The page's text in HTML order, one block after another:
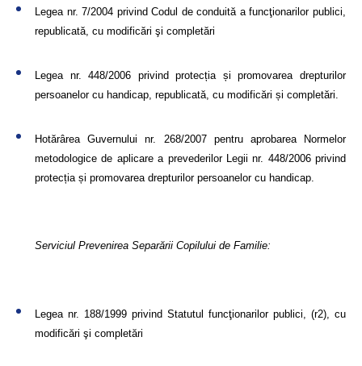
Legea nr. 7/2004 privind Codul de conduită a funcţionarilor publici,
republicată, cu modificări şi completări
Legea nr. 448/2006 privind protecția și promovarea drepturilor
persoanelor cu handicap, republicată, cu modificări și completări.
Hotărârea Guvernului nr. 268/2007 pentru aprobarea Normelor
metodologice de aplicare a prevederilor Legii nr. 448/2006 privind
protecția și promovarea drepturilor persoanelor cu handicap.
Serviciul Prevenirea Separării Copilului de Familie:
Legea nr. 188/1999 privind Statutul funcţionarilor publici, (r2), cu
modificări şi completări